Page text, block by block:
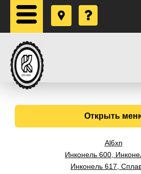
Открыть
Al6xn
Инконель 600,
Инконель 617,